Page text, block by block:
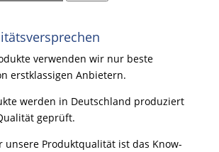
verwenden wir nur beste
erstklassigen Anbietern.
werden in Deutschland produziert
geprüft.
unsere Produktqualität ist das Know-